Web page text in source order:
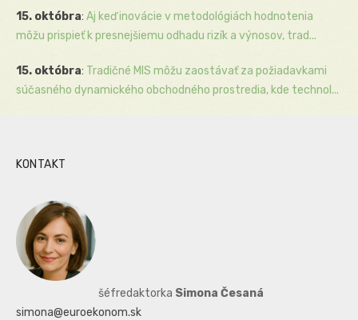
15. októbra: Aj keď inovácie v metodológiách hodnotenia
môžu prispieť k presnejšiemu odhadu rizík a výnosov, trad...
15. októbra: Tradičné MIS môžu zaostávať za požiadavkami
súčasného dynamického obchodného prostredia, kde technol...
KONTAKT
šéfredaktorka Simona Česaná
simona@euroekonom.sk